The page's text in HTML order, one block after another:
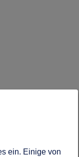
ein. Einige von